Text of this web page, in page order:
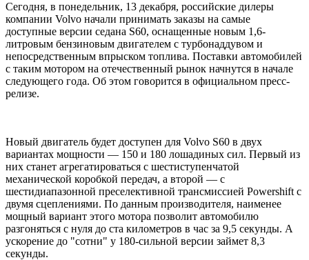
Сегодня, в понедельник, 13 декабря, российские дилеры
компании Volvo начали принимать заказы на самые
доступные версии седана S60, оснащенные новым 1,6-
литровым бензиновым двигателем с турбонаддувом и
непосредственным впрыском топлива. Поставки автомобилей
с таким мотором на отечественный рынок начнутся в начале
следующего года. Об этом говорится в официальном пресс-
релизе.
Новый двигатель будет доступен для Volvo S60 в двух
вариантах мощности — 150 и 180 лошадиных сил. Первый из
них станет агрегатироваться с шестиступенчатой
механической коробкой передач, а второй — с
шестидиапазонной преселективной трансмиссией Powershift с
двумя сцеплениями. По данным производителя, наименее
мощный вариант этого мотора позволит автомобилю
разгоняться с нуля до ста километров в час за 9,5 секунды. А
ускорение до "сотни" у 180-сильной версии займет 8,3
секунды.